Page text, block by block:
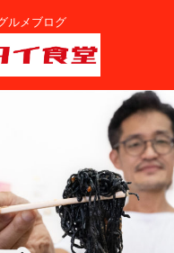
ルメブログ